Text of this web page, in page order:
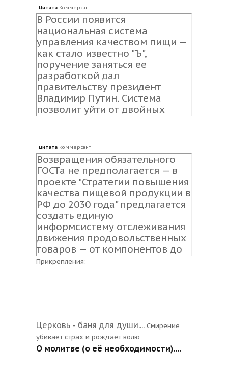
Цитата Коммерсант
В России появится
национальная система
управления качеством пищи —
как стало известно "Ъ",
поручение заняться ее
разработкой дал
правительству президент
Владимир Путин. Система
позволит уйти от двойных
также создаст единый порядок
отслеживания продуктов. Пока
в стране нет даже
нормативных документов,
содержащих определение
качества пищи.
Цитата Коммерсант
Возвращения обязательного
ГОСТа не предполагается — в
проекте "Стратегии повышения
качества пищевой продукции в
РФ до 2030 года" предлагается
создать единую
информсистему отслеживания
движения продовольственных
товаров — от компонентов до
готовой продукции — и ввести
только добавки из генно-
модифицированного сырья, но
и продукты нанотехнологий.
Прикрепления:
Церковь - баня для души.... Смирение
убивает страх и рождает волю
О молитве (о её необходимости)....